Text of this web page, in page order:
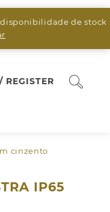
de stock
REGISTER
cinzento
IP65